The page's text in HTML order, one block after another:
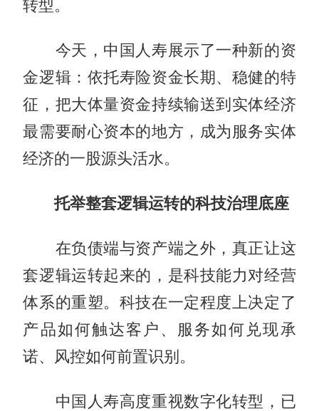
转型。
今天，中国人寿展示了一种新的资
金逻辑：依托寿险资金长期、稳健的特
征，把大体量资金持续输送到实体经济
最需要耐心资本的地方，成为服务实体
经济的一股源头活水。
托举整套逻辑运转的科技治理底座
在负债端与资产端之外，真正让这
套逻辑运转起来的，是科技能力对经营
体系的重塑。科技在一定程度上决定了
产品如何触达客户、服务如何兑现承
诺、风控如何前置识别。
中国人寿高度重视数字化转型，已